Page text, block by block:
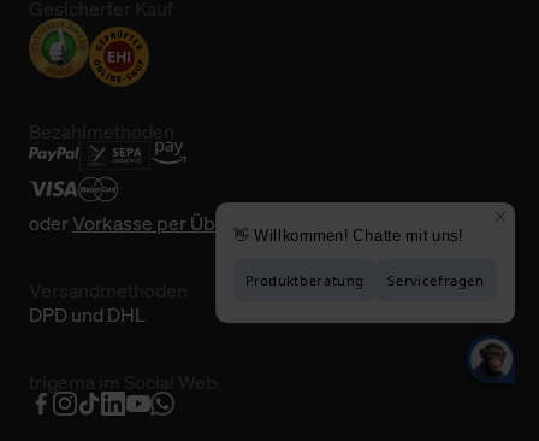
oderVorkasse per Überweisung
DPD und DHL